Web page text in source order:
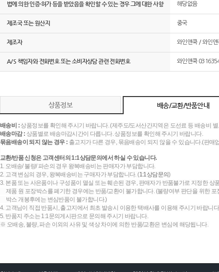
법에 의한 인증·허가 등을 받았음을 확인할 수 있는 경우 그에 대한 사항 해당없음
제조국 또는 원산지 중국
제조자 와인앤쿡 / 와인앤
A/S 책임자와 전화번호 또는 소비자상담 관련 전화번호 와인앤쿡
상품정보 배송/교환/반품안내
배송비 :상품정보를 확인해 주시기 바랍니다. (제주도/도서산간지역은 도선료 등 배송비
배송마감 : 상품별로 배송마감시간이 다릅니다. 상품정보를 확인해 주시기 바랍니다.
묶음배송이 되지 않는 경우 : 출고지가 다른 경우, 묶음배송이 되지 않을 수 있습니다.(판
교환/반품 신청은 고객센터의 1:1상담문의에서 하실 수 있습니다.
1. 오배송/ 불량/ 파손의 경우 왕복배송비는 판매자가 부담합니다.
2. 고객 변심의 경우, 왕복배송비는 구매자가 부담합니다. (1:1상담문의)
3. 본품 또는 사은품이나 구성품이 멸실 또는 훼손된 경우, 판매자가 반품불가로 지정한 상
제품 원 포장박스를 폐기한 경우에는 반품/교환이 불가합니다. (불량여부 판단을 위한
박스 개봉후에는 변심반품이 불가합니다.)
4. 고객님이 직접 반품시, 출고지에서 최초 발송시 이용한 택배사를 이용해 주시기 바랍니
5. 반품지 주소는 1:1문의게시판으로 문의해 주시기 바랍니다.
※ 오배송, 불량, 파손 이외의 사유 및 색상 차이에 의한 반품/교환은 변심에 해당됩니다.